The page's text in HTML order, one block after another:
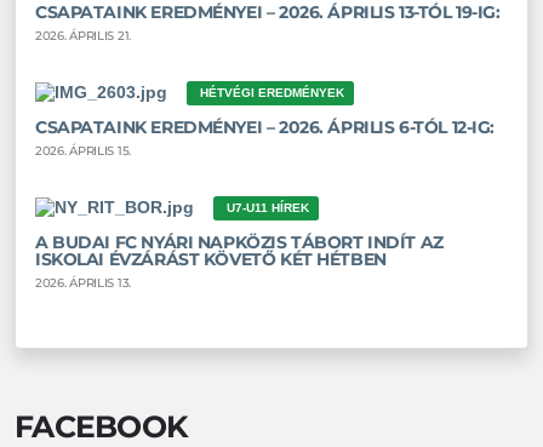
CSAPATAINK EREDMÉNYEI – 2026. ÁPRILIS 13-TÓL 19-IG:
2026. ÁPRILIS 21.
HÉTVÉGI EREDMÉNYEK
CSAPATAINK EREDMÉNYEI – 2026. ÁPRILIS 6-TÓL 12-IG:
2026. ÁPRILIS 15.
U7-U11 HÍREK
A BUDAI FC NYÁRI NAPKÖZIS TÁBORT INDÍT AZ
ISKOLAI ÉVZÁRÁST KÖVETŐ KÉT HÉTBEN
2026. ÁPRILIS 13.
FACEBOOK